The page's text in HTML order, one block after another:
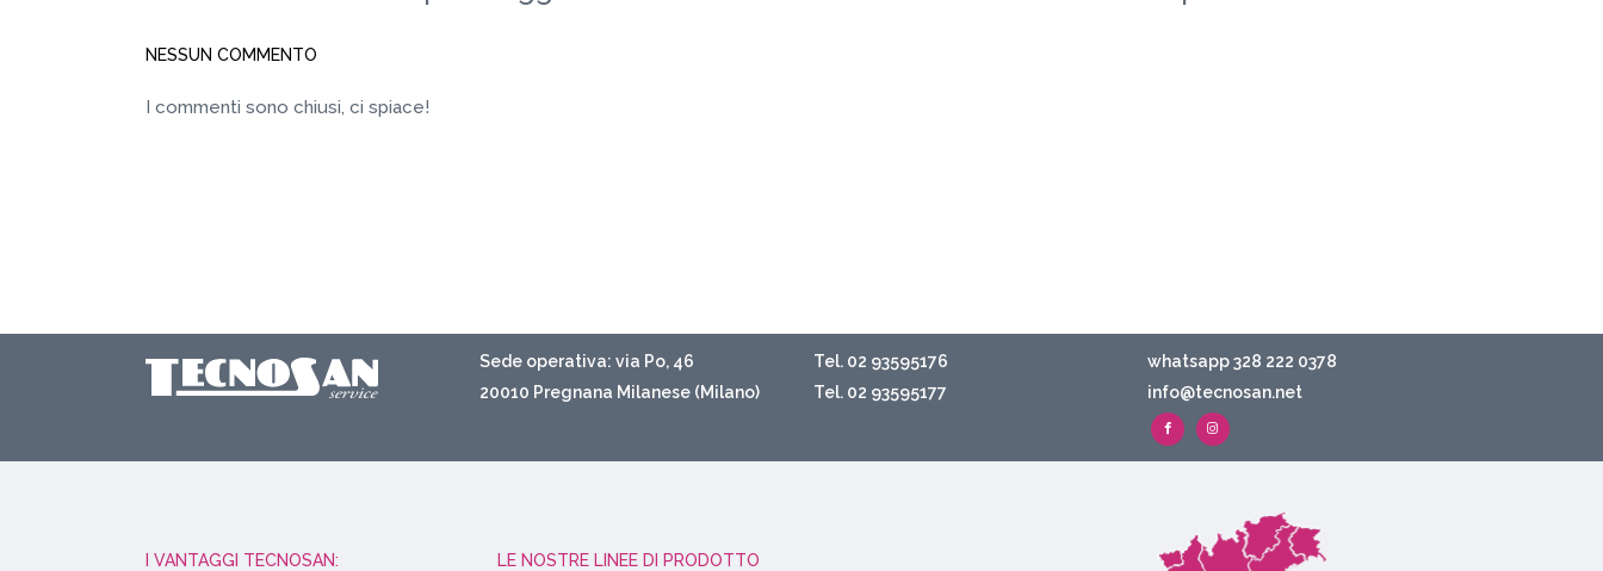
NESSUN COMMENTO
I commenti sono chiusi, ci spiace!
Sede operativa: via Po, 46
20010 Pregnana Milanese (Milano)
Tel. 02 93595176
Tel. 02 93595177
whatsapp 328 222 0378
info@tecnosan.net
I VANTAGGI TECNOSAN: LE NOSTRE LINEE DI PRODOTTO